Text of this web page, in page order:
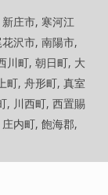
庄市, 寒河江
沢市, 南陽市,
川町, 朝日町, 大
町, 舟形町, 真室
, 川西町, 西置賜
内町, 飽海郡,